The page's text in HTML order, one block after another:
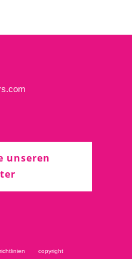
unseren
copyright